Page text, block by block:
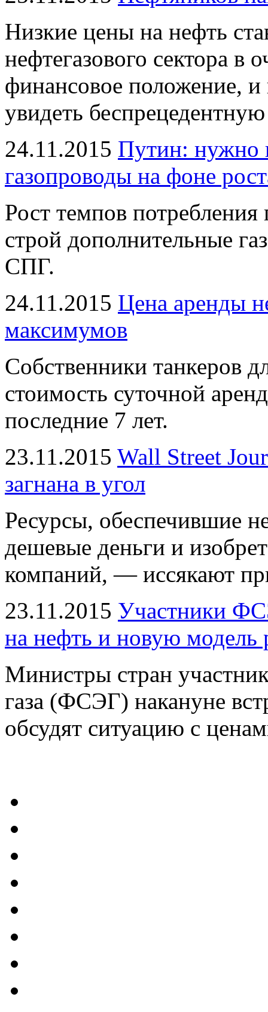
Низкие цены на нефть
нефтегазового сектора в
финансовое положение,
увидеть
24.11.2015 Путин: нужно
газопроводы на фоне
Рост темпов потребления
строй дополнительные
СПГ.
24.11.2015 Цена аренды
максимумов
Собственники танкеров
стоимость суточной
последние 7 лет.
23.11.2015 Wall Street
загнана в угол
Ресурсы,
дешевые деньги и
компаний, — иссякают
23.11.2015 Участники
на нефть и новую модель
Министры стран
газа (ФСЭГ) накануне
обсудят ситуацию с